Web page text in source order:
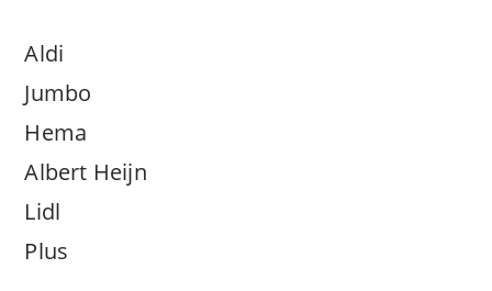
Aldi
Jumbo
Hema
Albert Heijn
Lidl
Plus